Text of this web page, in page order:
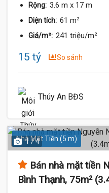
Rộng: 3.6 m x 17 m
Diện tích: 61 m²
Giá/m²: 241 triệu/m²
15 tỷ So sánh
Thúy An BĐS
Nhà Mặt Tiền (5 m)
1 / 4
Bán nhà mặt tiền
Bình Thạnh, 75m²